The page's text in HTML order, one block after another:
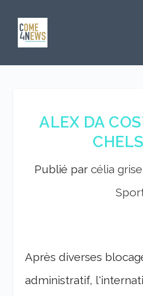
ALEX DA
Publié par célia
Après diverses
administratif,